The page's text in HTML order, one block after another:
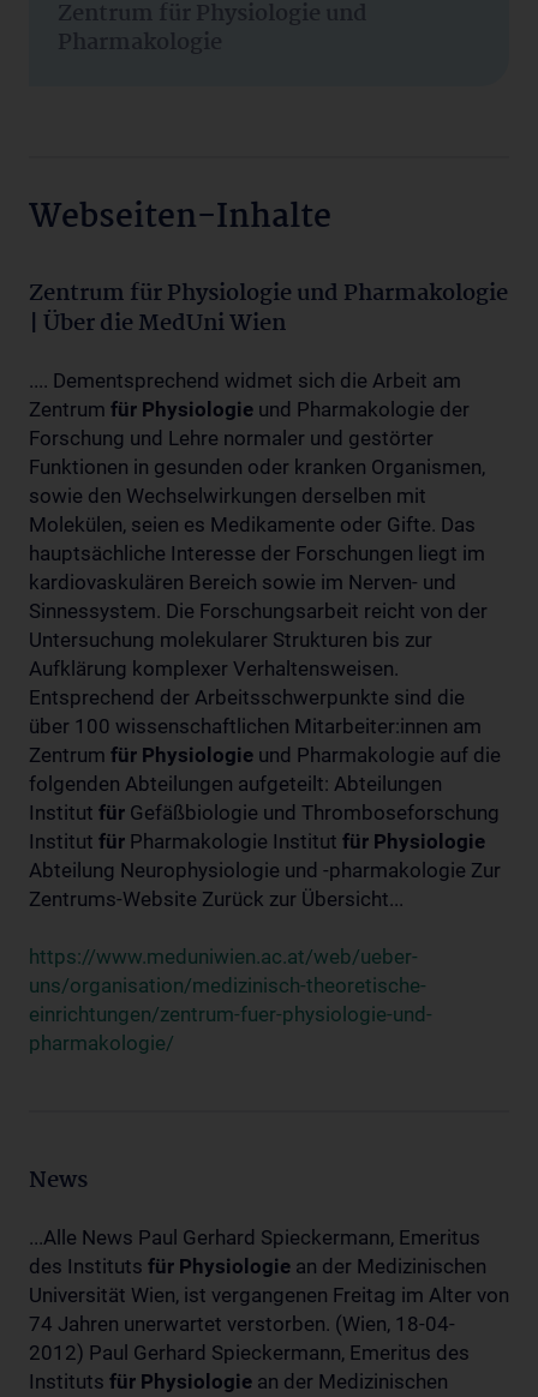
Zentrum für Physiologie und
Pharmakologie
Webseiten-Inhalte
Zentrum für Physiologie und Pharmakologie
| Über die MedUni Wien
.... Dementsprechend widmet sich die Arbeit am
Zentrum für Physiologie und Pharmakologie der
Forschung und Lehre normaler und gestörter
Funktionen in gesunden oder kranken Organismen,
sowie den Wechselwirkungen derselben mit
Molekülen, seien es Medikamente oder Gifte. Das
hauptsächliche Interesse der Forschungen liegt im
kardiovaskulären Bereich sowie im Nerven- und
Sinnessystem. Die Forschungsarbeit reicht von der
Untersuchung molekularer Strukturen bis zur
Aufklärung komplexer Verhaltensweisen.
Entsprechend der Arbeitsschwerpunkte sind die
über 100 wissenschaftlichen Mitarbeiter:innen am
Zentrum für Physiologie und Pharmakologie auf die
folgenden Abteilungen aufgeteilt: Abteilungen
Institut für Gefäßbiologie und Thromboseforschung
Institut für Pharmakologie Institut für Physiologie
Abteilung Neurophysiologie und -pharmakologie Zur
Zentrums-Website Zurück zur Übersicht...
https://www.meduniwien.ac.at/web/ueber-
uns/organisation/medizinisch-theoretische-
einrichtungen/zentrum-fuer-physiologie-und-
pharmakologie/
News
...Alle News Paul Gerhard Spieckermann, Emeritus
des Instituts für Physiologie an der Medizinischen
Universität Wien, ist vergangenen Freitag im Alter von
74 Jahren unerwartet verstorben. (Wien, 18-04-
2012) Paul Gerhard Spieckermann, Emeritus des
Instituts für Physiologie an der Medizinischen